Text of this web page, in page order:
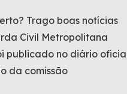
Trago boas notícias
Civil Metropolitana
publicado no diário
da comissão